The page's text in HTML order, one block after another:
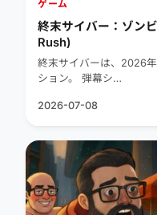
ゲーム
終末サイバー：ゾン
Rush)
終末サイバーは、2026
ション。 弾幕シ…
2026-07-08